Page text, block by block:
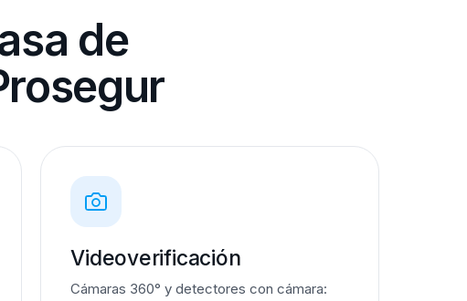
de
Videoverificación
Cámaras 360° y detectores con cámara: